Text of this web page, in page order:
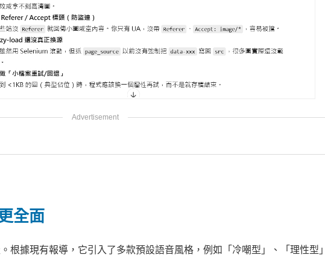
全面
根據現有報導，它引入了多款預設語音風格，例如「冷嘲型」、「理性型